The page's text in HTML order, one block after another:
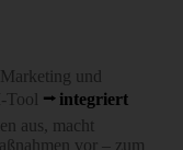
und
Tool
integriert
aus, macht
vor – zum